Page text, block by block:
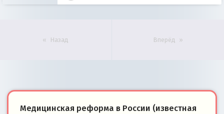
принципы западной экономики, заложенные в
Назад Вперёд
Медицинская реформа в России (известная